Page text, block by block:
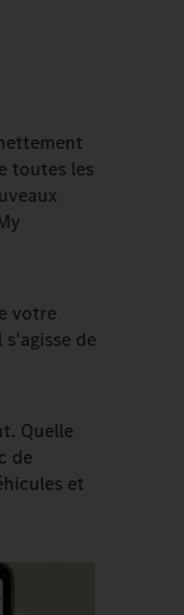
toutes les
votre
de
Quelle
de
et